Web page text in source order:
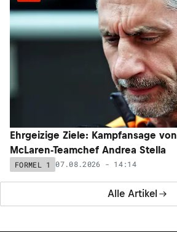
Alle Artikel
Ehrgeizige Ziele: Kampfansage von
McLaren-Teamchef Andrea Stella
FORMEL 1 07.08.2026 - 14:14